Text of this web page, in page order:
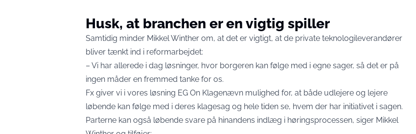
Husk, at branchen er en vigtig spiller
Samtidig minder Mikkel Winther om, at det er vigtigt, at de private teknologileverandører
bliver tænkt ind i reformarbejdet:
– Vi har allerede i dag løsninger, hvor borgeren kan følge med i egne sager, så det er på
ingen måder en fremmed tanke for os.
Fx giver vi i vores løsning EG On Klagenævn mulighed for, at både udlejere og lejere
løbende kan følge med i deres klagesag og hele tiden se, hvem der har initiativet i sagen.
Parterne kan også løbende svare på hinandens indlæg i høringsprocessen, siger Mikkel